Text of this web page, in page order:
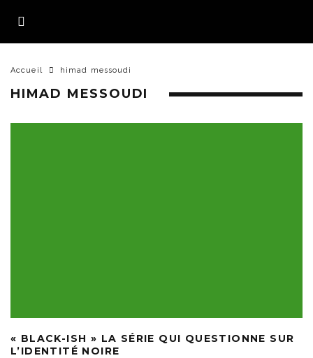
Accueil himad messoudi
HIMAD MESSOUDI
« BLACK-ISH » LA SÉRIE QUI QUESTIONNE SUR
L’IDENTITÉ NOIRE